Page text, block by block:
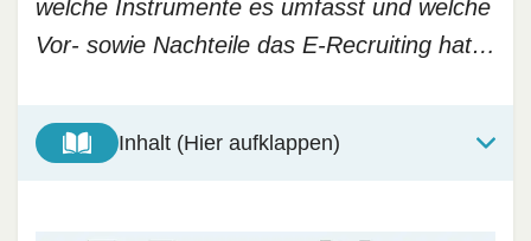
welche Instrumente es umfasst und welche
Vor- sowie Nachteile das E-Recruiting hat…
Inhalt (Hier aufklappen)